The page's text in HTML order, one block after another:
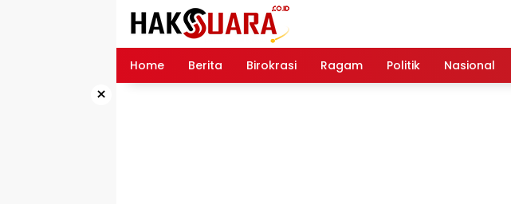
Home Berita Birokrasi Ragam Politik Nasional
×